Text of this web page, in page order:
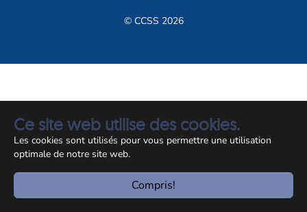
Ce site web utilise des cookies.
Les cookies sont utilisés pour vous permettre une utilisation
optimale de notre site web.
Compris!
© CCSS 2026